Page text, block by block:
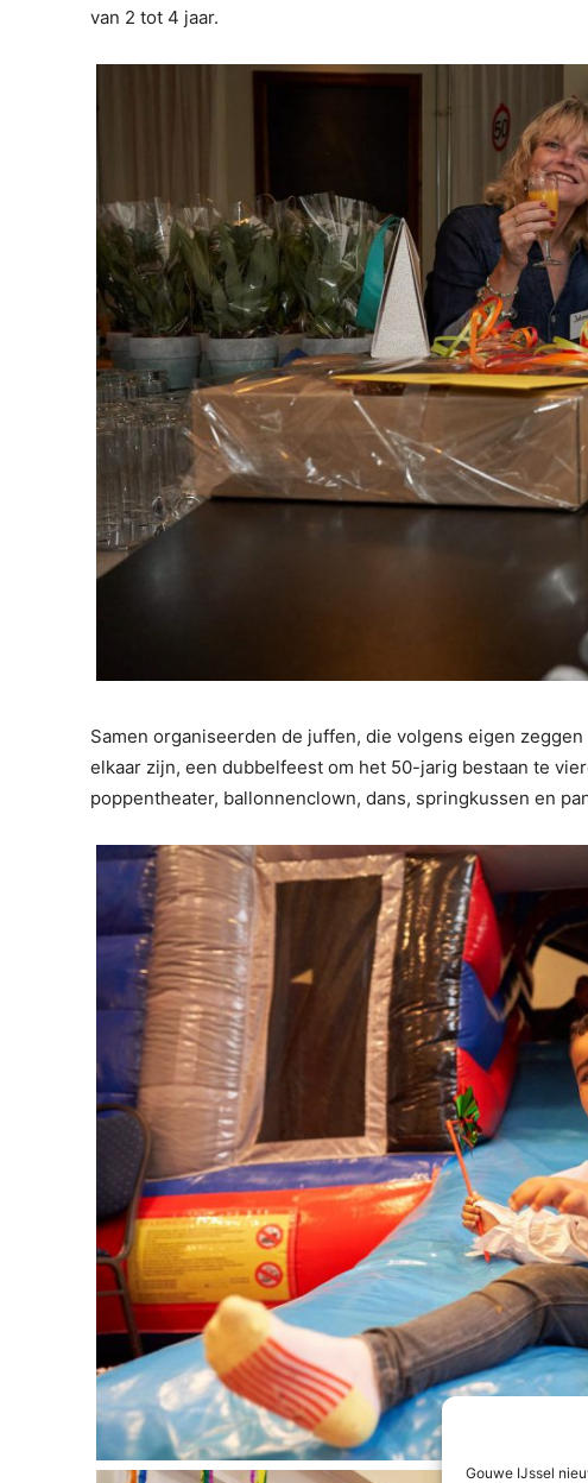
Gouwe IJssel
van 2 tot 4 jaar.
Samen organiseerden de juffen, die volgens eigen
elkaar zijn, een dubbelfeest om het 50-jarig bestaan te
poppentheater, ballonnenclown, dans, springkussen en